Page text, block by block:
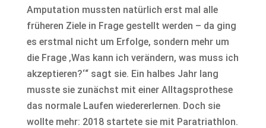
Amputation mussten natürlich erst mal alle
früheren Ziele in Frage gestellt werden – da ging
es erstmal nicht um Erfolge, sondern mehr um
die Frage ‚Was kann ich verändern, was muss ich
akzeptieren?‘“ sagt sie. Ein halbes Jahr lang
musste sie zunächst mit einer Alltagsprothese
das normale Laufen wiedererlernen. Doch sie
wollte mehr: 2018 startete sie mit Paratriathlon.